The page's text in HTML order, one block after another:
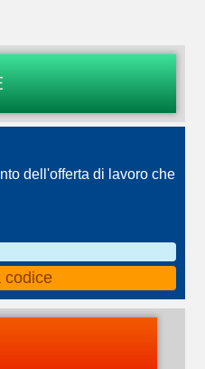
dell'offerta di lavoro che